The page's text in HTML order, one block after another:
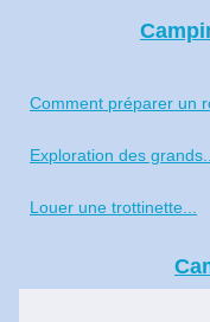
Comment préparer un
Exploration des
Louer une trottinette...